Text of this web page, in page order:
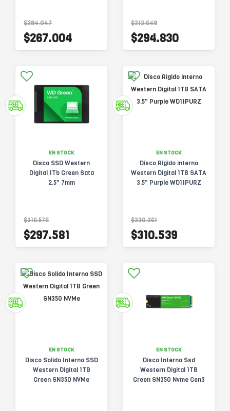
$284.047
$267.004
$313.649
$294.830
EN STOCK
Disco SSD Western
Digital 1Tb Green Sata
2.5" 7mm
$316.576
$297.581
EN STOCK
Disco Rigido interno
Western Digital 1TB SATA
3.5" Purple WD11PURZ
$330.361
$310.539
EN STOCK
Disco Solido Interno SSD
Western Digital 1TB
Green SN350 NVMe
EN STOCK
Disco Interno Ssd
Western Digital 1TB
Green SN350 Nvme Gen3